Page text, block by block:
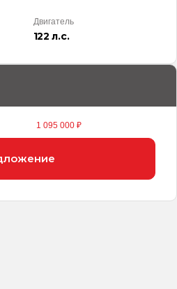
Двигатель
122 л.с.
1 095 000 ₽